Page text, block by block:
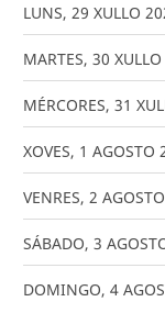
LUNS, 29 XULLO
MARTES, 30 XULLO
MÉRCORES, 31
XOVES, 1 AGOSTO
VENRES, 2 AGOSTO
SÁBADO, 3
DOMINGO, 4